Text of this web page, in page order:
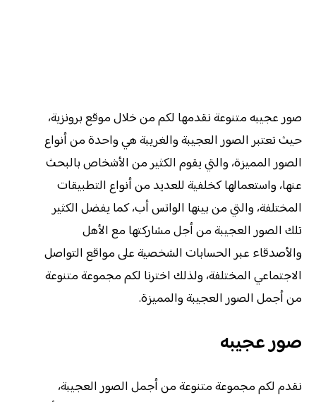
صور عجيبه متنوعة نقدمها لكم من خلال موقع برونزية،
حيث تعتبر الصور العجيبة والغريبة هي واحدة من أنواع
الصور المميزة، والتي يقوم الكثير من الأشخاص بالبحث
عنها، واستعمالها كخلفية للعديد من أنواع التطبيقات
المختلفة، والتي من بينها الواتس أب، كما يفضل الكثير
تلك الصور العجيبة من أجل مشاركتها مع الأهل
والأصدقاء عبر الحسابات الشخصية على مواقع التواصل
الاجتماعي المختلفة، ولذلك اخترنا لكم مجموعة متنوعة
من أجمل الصور العجيبة والمميزة.
صور عجيبه
نقدم لكم مجموعة متنوعة من أجمل الصور العجيبة،